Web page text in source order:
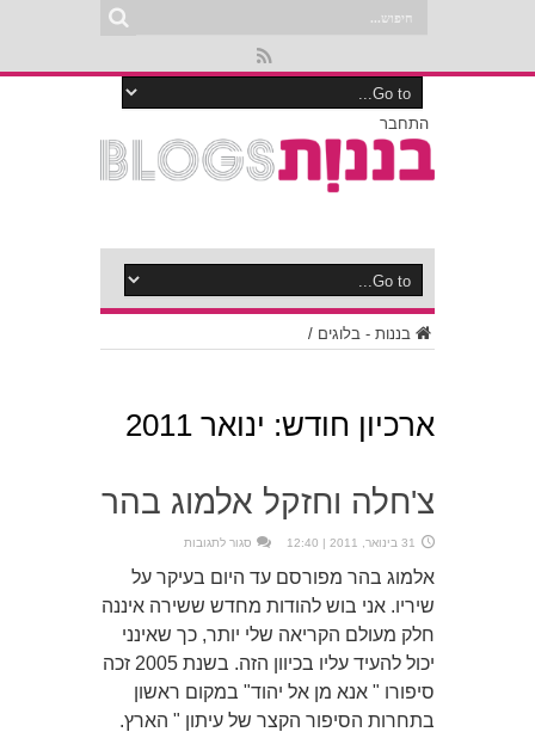
התחבר
בננות - בלוגים /
ארכיון חודש: ינואר 2011
צ'חלה וחזקל אלמוג בהר
31 בינואר, 2011 | 12:40 סגור לתגובות
אלמוג
אלמוג בהר מפורסם עד היום בעיקר על
שיריו. אני בוש להודות מחדש ששירה איננה
חלק מעולם הקריאה שלי יותר, כך שאינני
יכול להעיד עליו בכיוון הזה. בשנת 2005 זכה
סיפורו " אנא מן אל יהוד" במקום ראשון
בתחרות הסיפור הקצר של עיתון " הארץ.